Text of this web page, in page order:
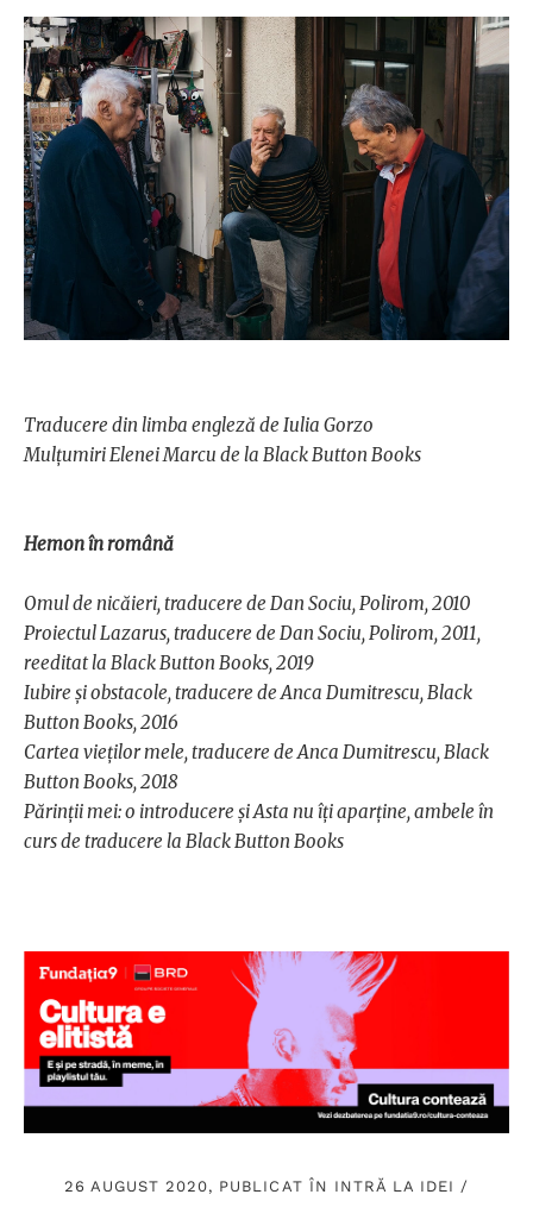
Traducere din limba engleză de Iulia Gorzo
Mulțumiri Elenei Marcu de la Black Button Books
Hemon în română
Omul de nicăieri, traducere de Dan Sociu, Polirom, 2010
Proiectul Lazarus, traducere de Dan Sociu, Polirom, 2011,
reeditat la Black Button Books, 2019
Iubire și obstacole, traducere de Anca Dumitrescu, Black
Button Books, 2016
Cartea vieților mele, traducere de Anca Dumitrescu, Black
Button Books, 2018
Părinții mei: o introducere și Asta nu îți aparține, ambele în
curs de traducere la Black Button Books
26 AUGUST 2020, PUBLICAT ÎN INTRĂ LA IDEI /